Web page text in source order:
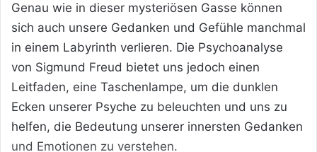
Genau wie in dieser mysteriösen Gasse können
sich auch unsere Gedanken und Gefühle manchmal
in einem Labyrinth verlieren. Die Psychoanalyse
von Sigmund Freud bietet uns jedoch einen
Leitfaden, eine Taschenlampe, um die dunklen
Ecken unserer Psyche zu beleuchten und uns zu
helfen, die Bedeutung unserer innersten Gedanken
und Emotionen zu verstehen.